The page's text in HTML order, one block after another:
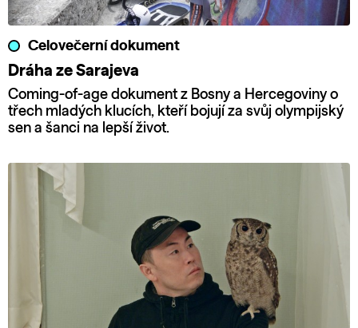
Celovečerní dokument
Dráha ze Sarajeva
Coming-of-age dokument z Bosny a Hercegoviny o
třech mladých klucích, kteří bojují za svůj olympijský
sen a šanci na lepší život.